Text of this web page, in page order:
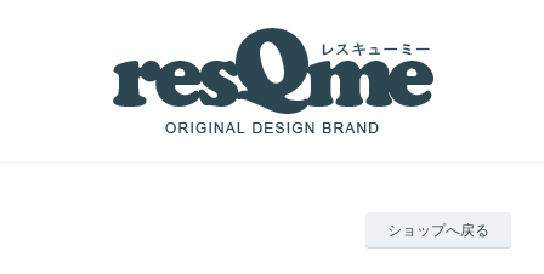
ショップへ戻る